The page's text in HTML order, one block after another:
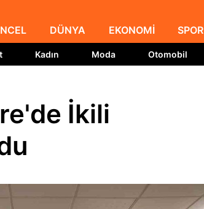
DÜNYA EKONOMİ SPOR
Kadın Moda Otomobil
İkili